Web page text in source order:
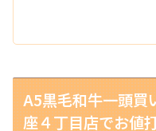
A5黒毛和牛一頭買
座４丁目店でお値